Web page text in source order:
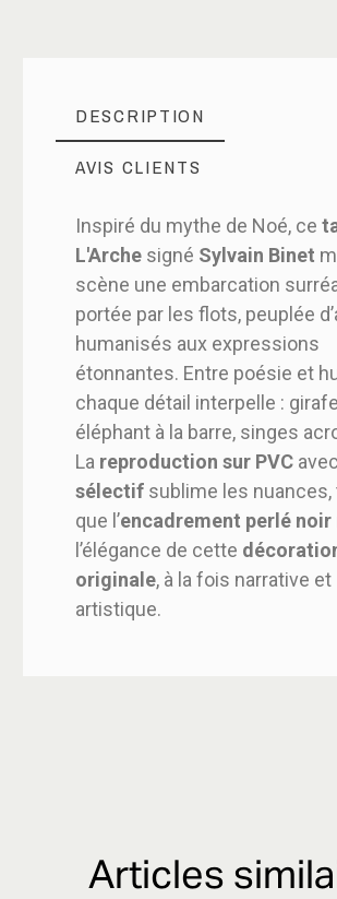
DESCRIPTION
AVIS CLIENTS
Inspiré du mythe de Noé, ce
L'Arche signé Sylvain Binet
scène une embarcation
portée par les flots, peuplée
humanisés aux expressions
étonnantes. Entre poésie et
chaque détail interpelle :
éléphant à la barre, singes
La reproduction sur PVC avec
sélectif sublime les nuances,
que l’encadrement perlé noir
l’élégance de cette
originale, à la fois narrative et
artistique.
Articles